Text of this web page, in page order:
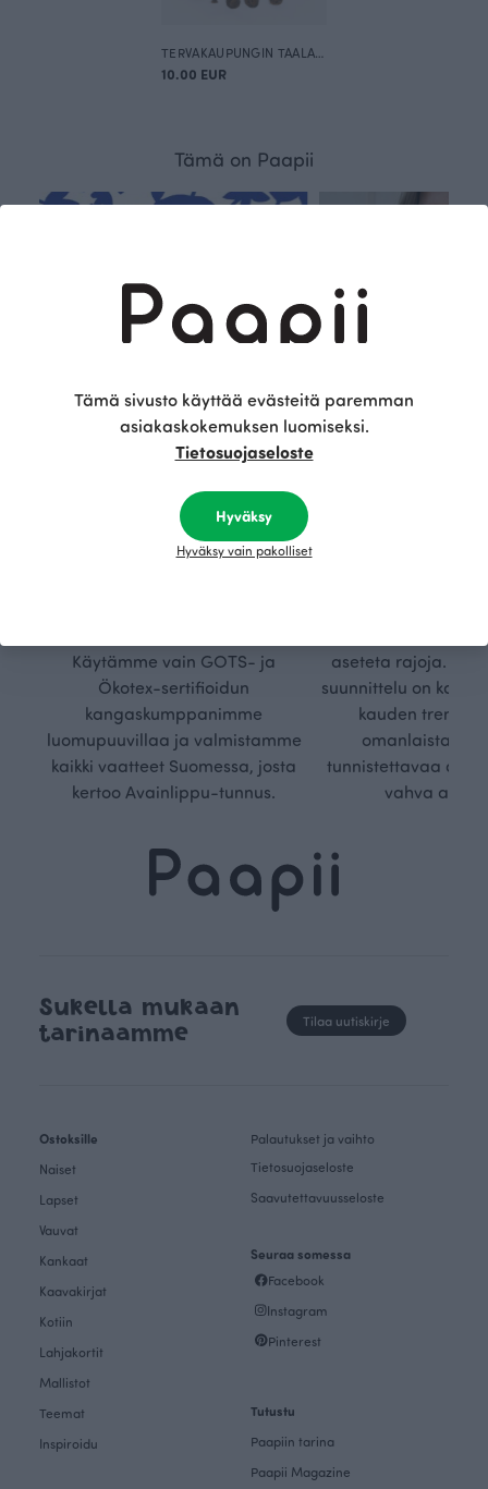
10.00 EUR
Tämä on Paapii
Kestä
vyys
Käytämme vain GOTS- ja
Ökotex-sertifioidun
kangaskumppanimme
luomupuuvillaa ja valmistamme
kaikki vaatteet Suomessa, josta
kertoo Avainlippu-tunnus.
aseteta rajoja.
suunnittelu on
kauden
omanlaista,
tunnistettavaa
vahva
Sukella mukaan
tarinaamme
Tilaa uutiskirje
Ostoksille
Naiset
Lapset
Vauvat
Kankaat
Kaavakirjat
Kotiin
Lahjakortit
Mallistot
Teemat
Inspiroidu
Palautukset ja vaihto
Tietosuojaseloste
Saavutettavuusseloste
Seuraa somessa
Facebook
Instagram
Pinterest
Tutustu
Paapiin tarina
Paapii Magazine
Tämä sivusto käyttää evästeitä paremman
asiakaskokemuksen luomiseksi.
Tietosuojaseloste
Hyväksy
Hyväksy vain pakolliset